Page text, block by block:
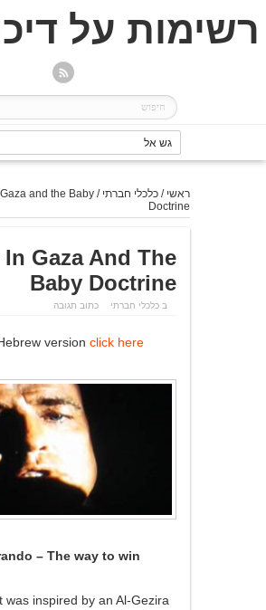
רשימות על
ראשי /כלכלי חברתי /
and the Baby
Doctrine
In Gaza And The
Baby Doctrine
בכלכלי חברתי כתוב תגובה
version click here
– The way to win
was inspired by an Al-Gezira